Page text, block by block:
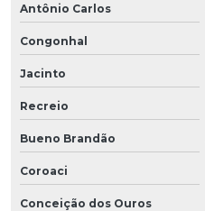
Antônio Carlos
Congonhal
Jacinto
Recreio
Bueno Brandão
Coroaci
Conceição dos Ouros